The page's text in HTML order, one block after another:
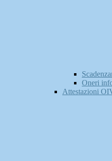
Oneri
Attestazioni